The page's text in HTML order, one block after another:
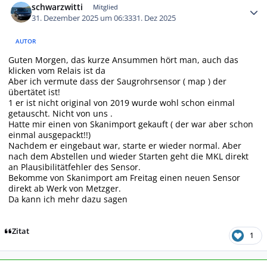
schwarzwitti Mitglied
31. Dezember 2025 um 06:3331. Dez 2025
AUTOR
Guten Morgen, das kurze Ansummen hört man, auch das
klicken vom Relais ist da
Aber ich vermute dass der Saugrohrsensor ( map ) der
übertätet ist!
1 er ist nicht original von 2019 wurde wohl schon einmal
getauscht. Nicht von uns .
Hatte mir einen von Skanimport gekauft ( der war aber schon
einmal ausgepackt!!)
Nachdem er eingebaut war, starte er wieder normal. Aber
nach dem Abstellen und wieder Starten geht die MKL direkt
an Plausibilitätfehler des Sensor.
Bekomme von Skanimport am Freitag einen neuen Sensor
direkt ab Werk von Metzger.
Da kann ich mehr dazu sagen
Zitat 1